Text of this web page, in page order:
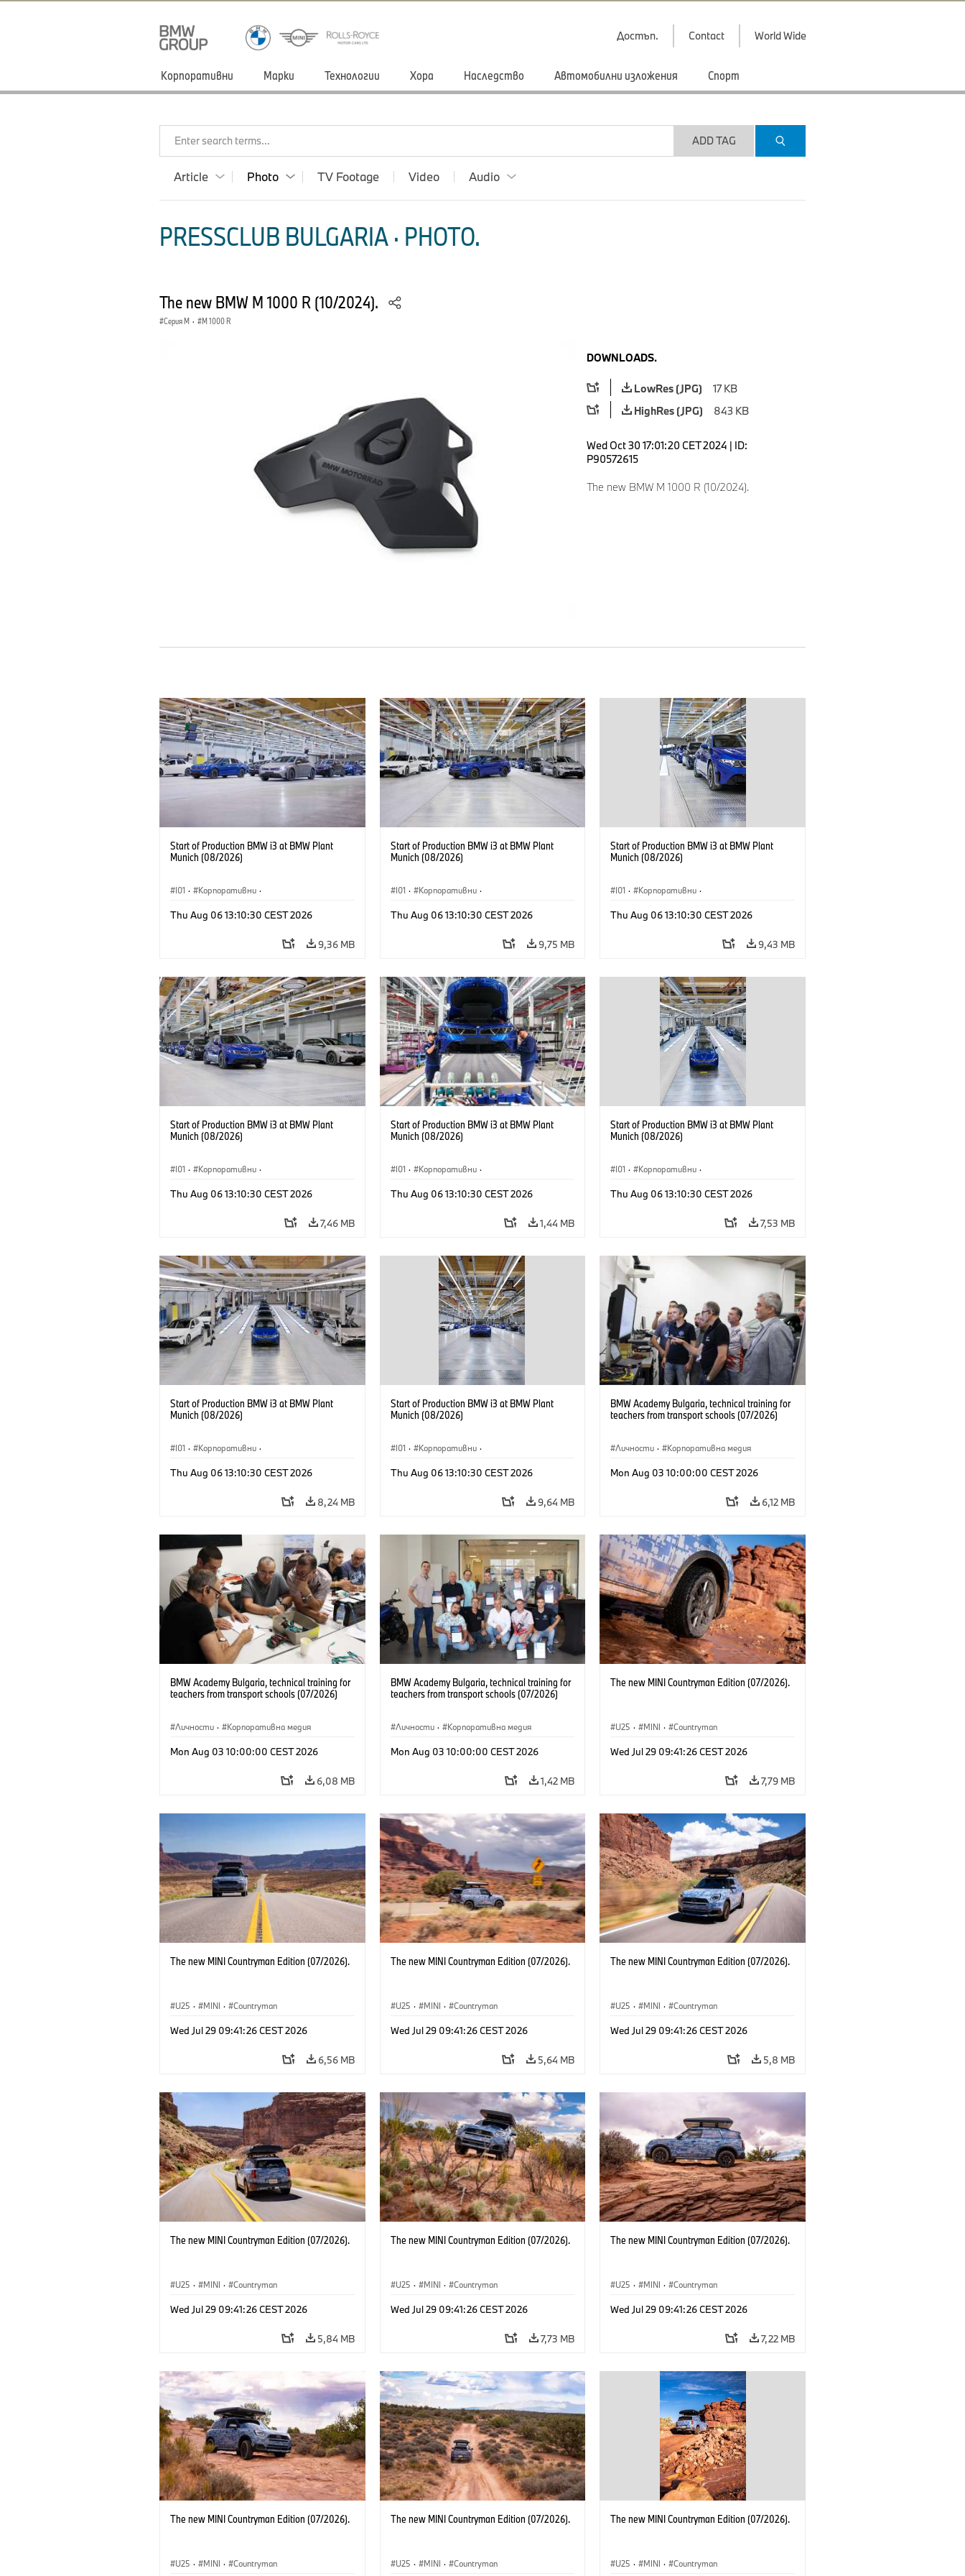
Достъп. Contact World Wide
Корпоративни Марки Технологии Хора Наследство Автомобилни изложения Спорт
Enter search terms... ADD TAG
Article Photo TV Footage Video Audio
PRESSCLUB BULGARIA · PHOTO.
The new BMW M 1000 R (10/2024).
Серия M · M 1000 R
DOWNLOADS.
LowRes (JPG)
17 KB
HighRes (JPG)
843 KB
Wed Oct 30 17:01:20 CET 2024 | ID:
P90572615
The new BMW M 1000 R (10/2024).
Start of Production BMW i3 at BMW Plant
Munich (08/2026)
I01 · Корпоративни ·
Локации
Thu Aug 06 13:10:30 CEST 2026
9,36 MB
Start of Production BMW i3 at BMW Plant
Munich (08/2026)
I01 · Корпоративни ·
Локации
Thu Aug 06 13:10:30 CEST 2026
9,75 MB
Start of Production BMW i3 at BMW Plant
Munich (08/2026)
I01 · Корпоративни ·
Локации
Thu Aug 06 13:10:30 CEST 2026
9,43 MB
Start of Production BMW i3 at BMW Plant
Munich (08/2026)
I01 · Корпоративни ·
Локации
Thu Aug 06 13:10:30 CEST 2026
7,46 MB
Start of Production BMW i3 at BMW Plant
Munich (08/2026)
I01 · Корпоративни ·
Локации
Thu Aug 06 13:10:30 CEST 2026
1,44 MB
Start of Production BMW i3 at BMW Plant
Munich (08/2026)
I01 · Корпоративни ·
Локации
Thu Aug 06 13:10:30 CEST 2026
7,53 MB
Start of Production BMW i3 at BMW Plant
Munich (08/2026)
I01 · Корпоративни ·
Локации
Thu Aug 06 13:10:30 CEST 2026
8,24 MB
Start of Production BMW i3 at BMW Plant
Munich (08/2026)
I01 · Корпоративни ·
Локации
Thu Aug 06 13:10:30 CEST 2026
9,64 MB
BMW Academy Bulgaria, technical training for
teachers from transport schools (07/2026)
Личности · Корпоративна медия
Mon Aug 03 10:00:00 CEST 2026
6,12 MB
BMW Academy Bulgaria, technical training for
teachers from transport schools (07/2026)
Личности · Корпоративна медия
Mon Aug 03 10:00:00 CEST 2026
6,08 MB
BMW Academy Bulgaria, technical training for
teachers from transport schools (07/2026)
Личности · Корпоративна медия
Mon Aug 03 10:00:00 CEST 2026
1,42 MB
The new MINI Countryman Edition (07/2026).
U25 · MINI · Countryman
Wed Jul 29 09:41:26 CEST 2026
7,79 MB
The new MINI Countryman Edition (07/2026).
U25 · MINI · Countryman
Wed Jul 29 09:41:26 CEST 2026
6,56 MB
The new MINI Countryman Edition (07/2026).
U25 · MINI · Countryman
Wed Jul 29 09:41:26 CEST 2026
5,64 MB
The new MINI Countryman Edition (07/2026).
U25 · MINI · Countryman
Wed Jul 29 09:41:26 CEST 2026
5,8 MB
The new MINI Countryman Edition (07/2026).
U25 · MINI · Countryman
Wed Jul 29 09:41:26 CEST 2026
5,84 MB
The new MINI Countryman Edition (07/2026).
U25 · MINI · Countryman
Wed Jul 29 09:41:26 CEST 2026
7,73 MB
The new MINI Countryman Edition (07/2026).
U25 · MINI · Countryman
Wed Jul 29 09:41:26 CEST 2026
7,22 MB
The new MINI Countryman Edition (07/2026).
U25 · MINI · Countryman
The new MINI Countryman Edition (07/2026).
U25 · MINI · Countryman
The new MINI Countryman Edition (07/2026).
U25 · MINI · Countryman